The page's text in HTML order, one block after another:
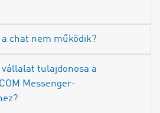
chat nem működik?
vállalat tulajdonosa a
Messenger-